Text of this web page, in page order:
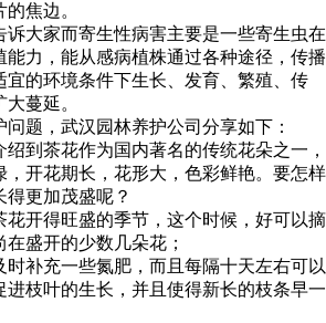
边。
大家而寄生性病害主要是一些寄生虫在
，能从感病植株通过各种途径，传播
的环境条件下生长、发育、繁殖、传
蔓延。
，武汉园林养护公司分享如下：
到茶花作为国内著名的传统花朵之一，
开花期长，花形大，色彩鲜艳。要怎样
加茂盛呢？
得旺盛的季节，这个时候，好可以摘
盛开的少数几朵花；
补充一些氮肥，而且每隔十天左右可以
进枝叶的生长，并且使得新长的枝条早一